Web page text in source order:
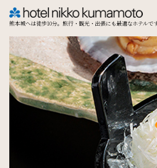
熊本城へは徒歩10分。旅行・観光・出張にも最適なホテルです
TOP
Restaurant &
レストラン&ラウンジ